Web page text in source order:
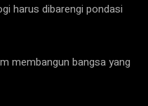
harus dibarengi pondasi
membangun bangsa yang